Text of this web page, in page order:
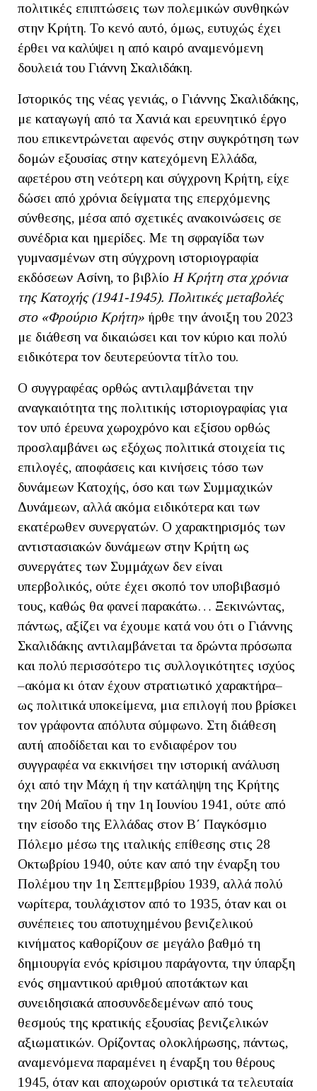
πολιτικές επιπτώσεις των πολεμικών συνθηκών
στην Κρήτη. Το κενό αυτό, όμως, ευτυχώς έχει
έρθει να καλύψει η από καιρό αναμενόμενη
δουλειά του Γιάννη Σκαλιδάκη.
Ιστορικός της νέας γενιάς, ο Γιάννης Σκαλιδάκης,
με καταγωγή από τα Χανιά και ερευνητικό έργο
που επικεντρώνεται αφενός στην συγκρότηση των
δομών εξουσίας στην κατεχόμενη Ελλάδα,
αφετέρου στη νεότερη και σύγχρονη Κρήτη, είχε
δώσει από χρόνια δείγματα της επερχόμενης
σύνθεσης, μέσα από σχετικές ανακοινώσεις σε
συνέδρια και ημερίδες. Με τη σφραγίδα των
γυμνασμένων στη σύγχρονη ιστοριογραφία
εκδόσεων Ασίνη, το βιβλίο Η Κρήτη στα χρόνια
της Κατοχής(1941-1945). Πολιτικέςμεταβολές
στο«Φρούριο Κρήτη» ήρθε την άνοιξη του 2023
με διάθεση να δικαιώσει και τον κύριο και πολύ
ειδικότερα τον δευτερεύοντα τίτλο του.
Ο συγγραφέας ορθώς αντιλαμβάνεται την
αναγκαιότητα της πολιτικής ιστοριογραφίας για
τον υπό έρευνα χωροχρόνο και εξίσου ορθώς
προσλαμβάνει ως εξόχως πολιτικά στοιχεία τις
επιλογές, αποφάσεις και κινήσεις τόσο των
δυνάμεων Κατοχής, όσο και των Συμμαχικών
Δυνάμεων, αλλά ακόμα ειδικότερα και των
εκατέρωθεν συνεργατών. Ο χαρακτηρισμός των
αντιστασιακών δυνάμεων στην Κρήτη ως
συνεργάτες των Συμμάχων δεν είναι
υπερβολικός, ούτε έχει σκοπό τον υποβιβασμό
τους, καθώς θα φανεί παρακάτω… Ξεκινώντας,
πάντως, αξίζει να έχουμε κατά νου ότι ο Γιάννης
Σκαλιδάκης αντιλαμβάνεται τα δρώντα πρόσωπα
και πολύ περισσότερο τις συλλογικότητες ισχύος
–ακόμα κι όταν έχουν στρατιωτικό χαρακτήρα–
ως πολιτικά υποκείμενα, μια επιλογή που βρίσκει
τον γράφοντα απόλυτα σύμφωνο. Στη διάθεση
αυτή αποδίδεται και το ενδιαφέρον του
συγγραφέα να εκκινήσει την ιστορική ανάλυση
όχι από την Μάχη ή την κατάληψη της Κρήτης
την 20ή Μαΐου ή την 1η Ιουνίου 1941, ούτε από
την είσοδο της Ελλάδας στον Β΄ Παγκόσμιο
Πόλεμο μέσω της ιταλικής επίθεσης στις 28
Οκτωβρίου 1940, ούτε καν από την έναρξη του
Πολέμου την 1η Σεπτεμβρίου 1939, αλλά πολύ
νωρίτερα, τουλάχιστον από το 1935, όταν και οι
συνέπειες του αποτυχημένου βενιζελικού
κινήματος καθορίζουν σε μεγάλο βαθμό τη
δημιουργία ενός κρίσιμου παράγοντα, την ύπαρξη
ενός σημαντικού αριθμού αποτάκτων και
συνειδησιακά αποσυνδεδεμένων από τους
θεσμούς της κρατικής εξουσίας βενιζελικών
αξιωματικών. Ορίζοντας ολοκλήρωσης, πάντως,
αναμενόμενα παραμένει η έναρξη του θέρους
1945, όταν και αποχωρούν οριστικά τα τελευταία